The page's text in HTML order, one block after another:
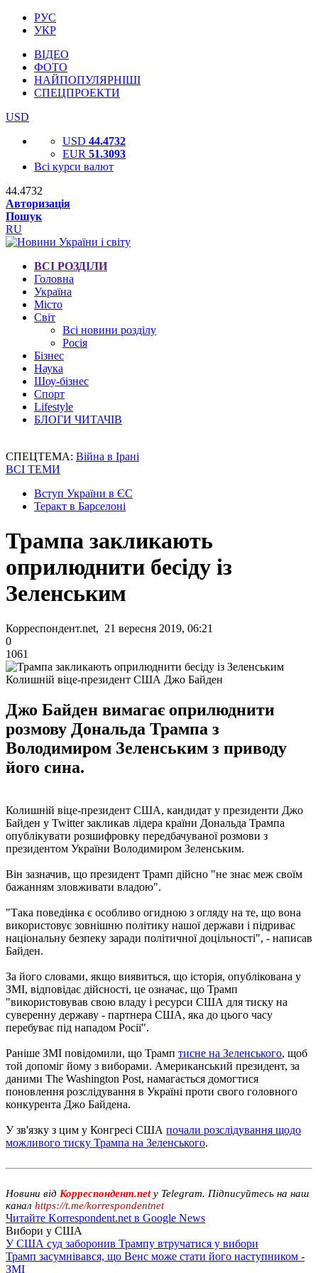
РУС
УКР
ВІДЕО
ФОТО
НАЙПОПУЛЯРНІШІ
СПЕЦПРОЕКТИ
USD
USD 44.4732
EUR 51.3093
Всі курси валют
44.4732
Авторизація
Пошук
RU
ВСІ РОЗДІЛИ
Головна
Україна
Місто
Світ
Всі новини розділу
Росія
Бізнес
Наука
Шоу-бізнес
Спорт
Lifestyle
БЛОГИ ЧИТАЧІВ
СПЕЦТЕМА: Війна в Ірані
ВСІ ТЕМИ
Вступ України в ЄС
Теракт в Барселоні
Трампа закликають
оприлюднити бесіду із
Зеленським
Корреспондент.net, 21 вересня 2019, 06:21
0
1061
Колишній віце-президент США Джо Байден
Джо Байден вимагає оприлюднити
розмову Дональда Трампа з
Володимиром Зеленським з приводу
його сина.
Колишній віце-президент США, кандидат у президенти Джо
Байден у Twitter закликав лідера країни Дональда Трампа
опублікувати розшифровку передбачуваної розмови з
президентом України Володимиром Зеленським.
Він зазначив, що президент Трамп дійсно "не знає меж своїм
бажанням зловживати владою".
"Така поведінка є особливо огидною з огляду на те, що вона
використовує зовнішню політику нашої держави і підриває
національну безпеку заради політичної доцільності", - написав
Байден.
За його словами, якщо виявиться, що історія, опублікована у
ЗМІ, відповідає дійсності, це означає, що Трамп
"використовував свою владу і ресурси США для тиску на
суверенну державу - партнера США, яка до цього часу
перебуває під нападом Росії".
Раніше ЗМІ повідомили, що Трамп тисне на Зеленського, щоб
той допоміг йому з виборами. Американський президент, за
даними The Washington Post, намагається домогтися
поновлення розслідування в Україні проти свого головного
конкурента Джо Байдена.
У зв'язку з цим у Конгресі США почали розслідування щодо
можливого тиску Трампа на Зеленського.
Новини від Корреспондент.netу Telegram. Підписуйтесь на наш
канал https://t.me/korrespondentnet
Читайте Korrespondent.net в Google News
Вибори у США
У США суд заборонив Трампу втручатися у вибори
Трамп засумнівався, що Венс може стати його наступником -
ЗМІ